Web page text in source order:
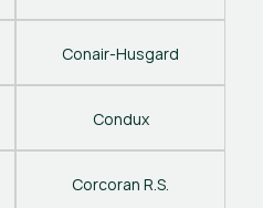
Conair-Husgard
Condux
Corcoran R.S.